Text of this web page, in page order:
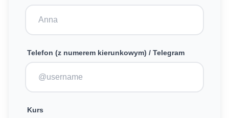
Telefon (z numerem kierunkowym) / Telegram
Kurs